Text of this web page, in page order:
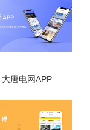
大唐电网APP